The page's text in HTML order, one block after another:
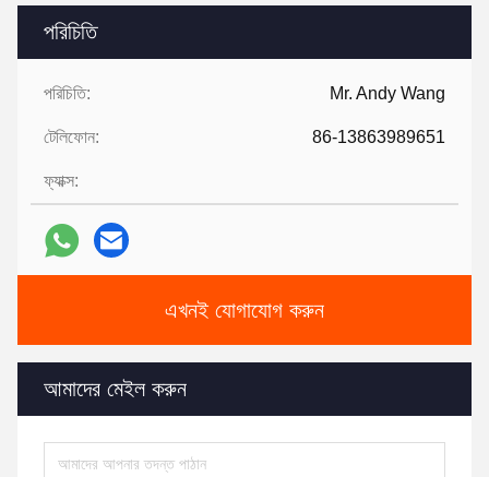
পরিচিতি
পরিচিতি: Mr. Andy Wang
টেলিফোন: 86-13863989651
ফ্যাক্স:
এখনই যোগাযোগ করুন
আমাদের মেইল ​​করুন